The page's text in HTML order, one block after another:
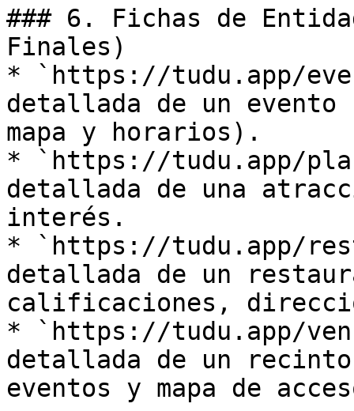
### 6. Fichas de
Finales)
* `https://tudu.app/
detallada de un
mapa y horarios).
* `https://tudu.app/
detallada de una
interés.
* `https://tudu.app/
detallada de un
calificaciones,
* `https://tudu.app/
detallada de un
eventos y mapa de